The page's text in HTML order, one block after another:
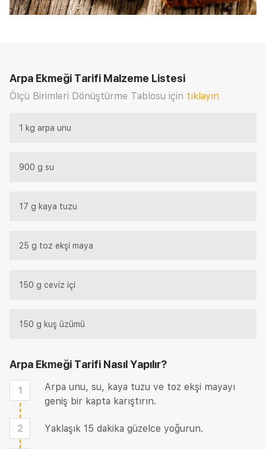
Arpa Ekmeği Tarifi Malzeme Listesi
Ölçü Birimleri Dönüştürme Tablosu için tıklayın
1 kg arpa unu
900 g su
17 g kaya tuzu
25 g toz ekşi maya
150 g ceviz içi
150 g kuş üzümü
Arpa Ekmeği Tarifi Nasıl Yapılır?
1
Arpa unu, su, kaya tuzu ve toz ekşi mayayı
geniş bir kapta karıştırın.
2 Yaklaşık 15 dakika güzelce yoğurun.